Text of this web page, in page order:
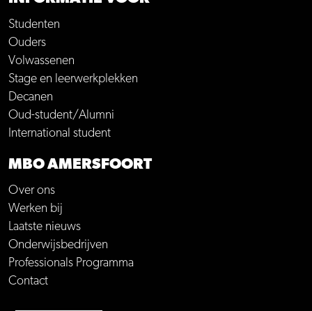
Studenten
Ouders
Volwassenen
Stage en leerwerkplekken
Decanen
Oud-student/Alumni
International student
MBO AMERSFOORT
Over ons
Werken bij
Laatste nieuws
Onderwijsbedrijven
Professionals Programma
Contact